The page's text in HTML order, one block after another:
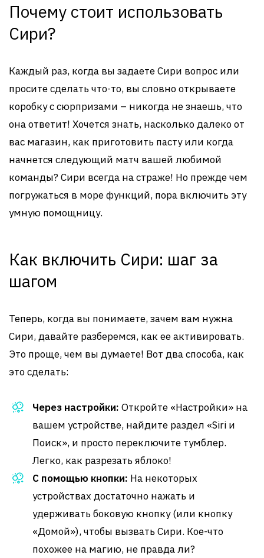
Почему стоит использовать
Сири?
Каждый раз, когда вы задаете Сири вопрос или
просите сделать что-то, вы словно открываете
коробку с сюрпризами – никогда не знаешь, что
она ответит! Хочется знать, насколько далеко от
вас магазин, как приготовить пасту или когда
начнется следующий матч вашей любимой
команды? Сири всегда на страже! Но прежде чем
погружаться в море функций, пора включить эту
умную помощницу.
Как включить Сири: шаг за
шагом
Теперь, когда вы понимаете, зачем вам нужна
Сири, давайте разберемся, как ее активировать.
Это проще, чем вы думаете! Вот два способа, как
это сделать:
Через настройки: Откройте «Настройки» на
вашем устройстве, найдите раздел «Siri и
Поиск», и просто переключите тумблер.
Легко, как разрезать яблоко!
С помощью кнопки: На некоторых
устройствах достаточно нажать и
удерживать боковую кнопку (или кнопку
«Домой»), чтобы вызвать Сири. Кое-что
похожее на магию, не правда ли?